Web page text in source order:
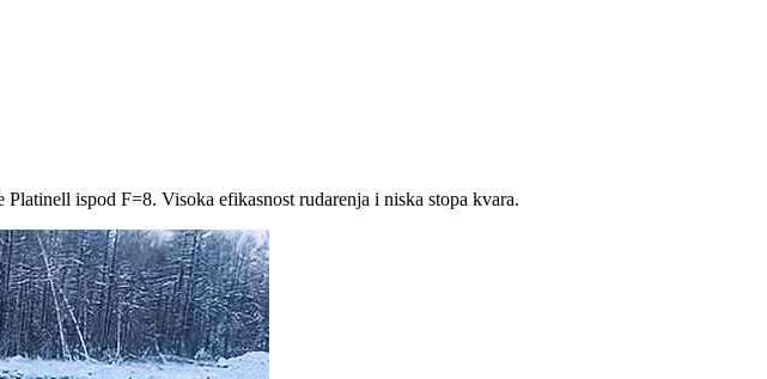
ispod F=8. Visoka efikasnost rudarenja i niska stopa kvara.